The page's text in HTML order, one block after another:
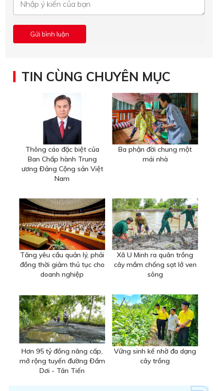
TIN CÙNG CHUYÊN MỤC
Thông cáo đặc biệt của
Ban Chấp hành Trung
ương Đảng Cộng sản Việt
Nam
Ba phận đời chung một
mái nhà
Tăng yêu cầu quản lý, phải
đồng thời giảm thủ tục cho
doanh nghiệp
Xã U Minh ra quân trồng
cây mắm chống sạt lở ven
sông
Hơn 95 tỷ đồng nâng cấp,
mở rộng tuyến đường Đầm
Dơi - Tân Tiến
Vững sinh kế nhờ đa dạng
cây trồng